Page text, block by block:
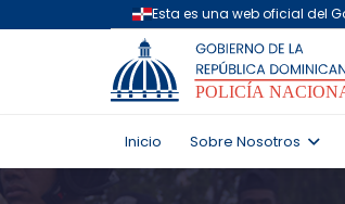
Inicio Sobre Nosotros